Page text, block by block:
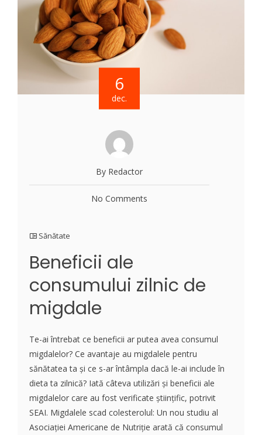
6
dec.
By Redactor
No Comments
Sănătate
Beneficii ale
consumului zilnic de
migdale
Te-ai întrebat ce beneficii ar putea avea consumul
migdalelor? Ce avantaje au migdalele pentru
sănătatea ta și ce s-ar întâmpla dacă le-ai include în
dieta ta zilnică? Iată câteva utilizări și beneficii ale
migdalelor care au fost verificate științific, potrivit
SEAI. Migdalele scad colesterolul: Un nou studiu al
Asociației Americane de Nutriție arată că consumul